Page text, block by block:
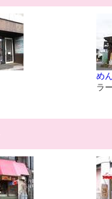
め
ラ